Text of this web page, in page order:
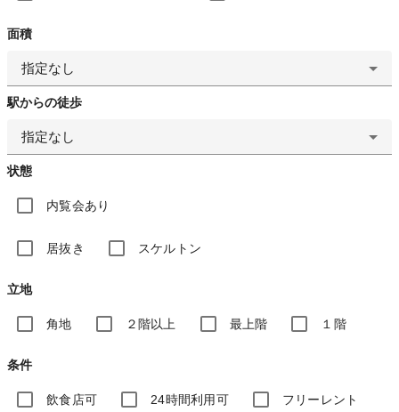
面積
指定なし
駅からの徒歩
指定なし
状態
内覧会あり
居抜き スケルトン
立地
角地 ２階以上 最上階 １階
条件
飲食店可 24時間利用可 フリーレント